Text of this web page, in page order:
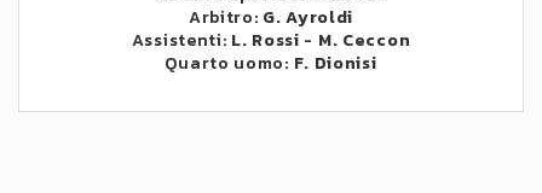
Arbitro: G. Ayroldi
Assistenti: L. Rossi - M. Ceccon
Quarto uomo: F. Dionisi